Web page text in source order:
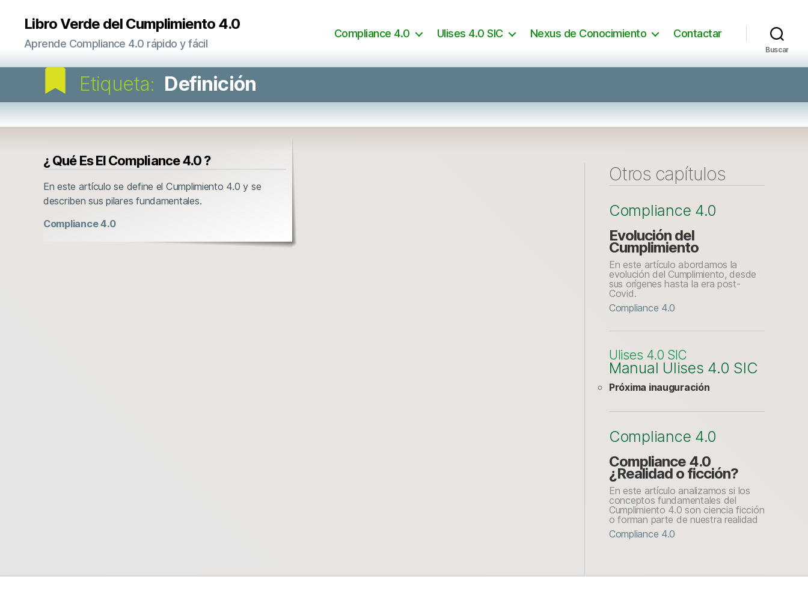
Libro Verde del Cumplimiento 4.0
Aprende Compliance 4.0 rápido y fácil
Compliance 4.0 Ulises 4.0 SIC Nexus de Conocimiento Contactar
Buscar
Categorías
Etiqueta: Definición
¿ Qué Es El Compliance 4.0 ?
En este artículo se define el Cumplimiento 4.0 y se
describen sus pilares fundamentales.
Compliance 4.0
Otros capítulos
Compliance 4.0
Evolución del
Cumplimiento
En este artículo abordamos la
evolución del Cumplimiento, desde
sus orígenes hasta la era post-
Covid.
Compliance 4.0
Ulises 4.0 SIC
Manual Ulises 4.0 SIC
Próxima inauguración
Compliance 4.0
Compliance 4.0
¿Realidad o ficción?
En este artículo analizamos si los
conceptos fundamentales del
Cumplimiento 4.0 son ciencia ficción
o forman parte de nuestra realidad
Compliance 4.0